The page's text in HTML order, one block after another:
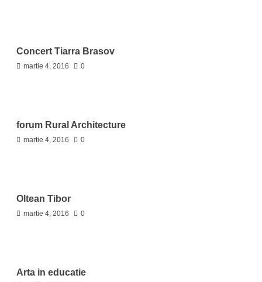
Concert Tiarra Brasov
martie 4, 2016 0
forum Rural Architecture
martie 4, 2016 0
Oltean Tibor
martie 4, 2016 0
Arta in educatie